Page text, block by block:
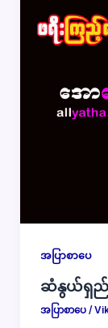
အပြာစာပေ
ဆံနွယ်ရှည်
အပြာစာပေ/